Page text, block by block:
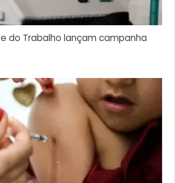
do Trabalho lançam campanha